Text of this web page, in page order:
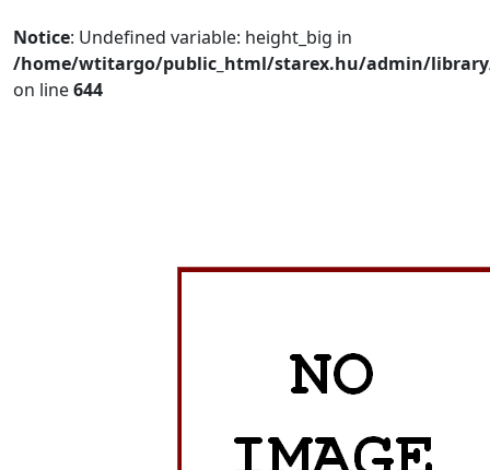
Notice: Undefined variable: height_big in
/home/wtitargo/public_html/starex.hu/admin/
on line644